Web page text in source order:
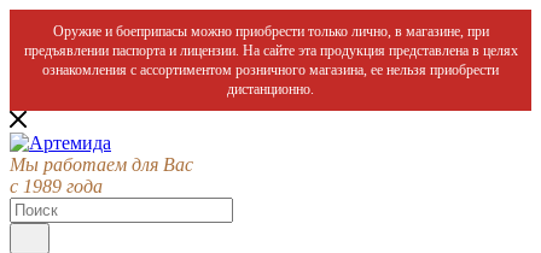
Оружие и боеприпасы можно приобрести только лично, в магазине, при
предъявлении паспорта и лицензии. На сайте эта продукция представлена в целях
ознакомления с ассортиментом розничного магазина, ее нельзя приобрести
дистанционно.
Мы работаем для Вас
с 1989 года